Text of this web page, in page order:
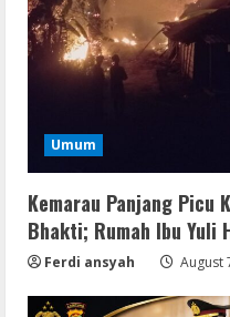
Umum
Kemarau Panjang Picu
Bhakti; Rumah Ibu Yuli
Ferdi ansyah August